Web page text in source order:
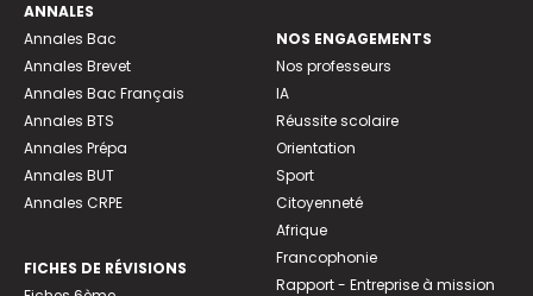
ANNALES
Annales Bac
Annales Brevet
Annales Bac Français
Annales BTS
Annales Prépa
Annales BUT
Annales CRPE
FICHES DE RÉVISIONS
NOS ENGAGEMENTS
Nos professeurs
IA
Réussite scolaire
Orientation
Sport
Citoyenneté
Afrique
Francophonie
Rapport - Entreprise à mission